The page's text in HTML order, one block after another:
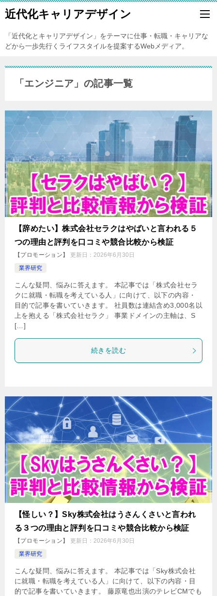
近代化キャリアデザイン
「近代化とキャリアデザイン」をテーマに仕事・転職・キャリアな
どから一歩先行くライフスタイルを提案するWebメディア。
「エンジニア」の記事一覧
【辞めたい】株式会社セラクはやばいと言われる５
つの理由と評判を口コミや競合比較から検証
【プロモーション】 更新日：2026年6月30日
業界研究
こんな疑問、悩みに答えます。 本記事では「株式会社セラ
クに就職・転職を考えている人」に向けて、以下の内容・
目的で記事を書いていきます。 社員数は連結含め3,000名以
上を抱える「株式会社セラク」 事業ドメインの主軸は、S
[…]
続きを読む
【怪しい？】Sky株式会社はうさんくさいと言われ
る３つの理由と評判を口コミや競合比較から検証
【プロモーション】 更新日：2026年6月30日
業界研究
こんな疑問、悩みに答えます。 本記事では「Sky株式会社
に就職・転職を考えている人」に向けて、以下の内容・目
的で記事を書いていきます。 藤原竜也出演のテレビCMでも